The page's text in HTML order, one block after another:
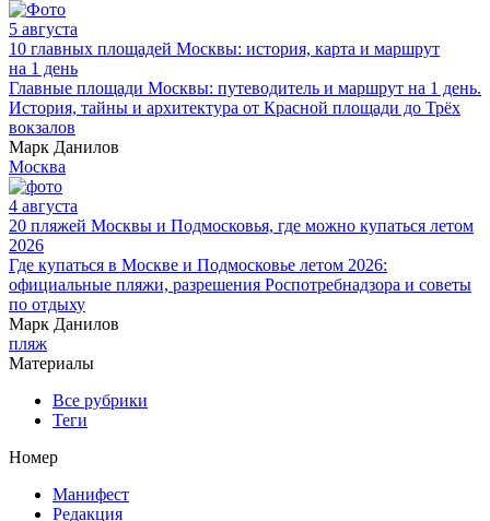
5 августа
10 главных площадей Москвы: история, карта и маршрут
на 1 день
Главные площади Москвы: путеводитель и маршрут на 1 день.
История, тайны и архитектура от Красной площади до Трёх
вокзалов
Марк Данилов
Москва
4 августа
20 пляжей Москвы и Подмосковья, где можно купаться летом
2026
Где купаться в Москве и Подмосковье летом 2026:
официальные пляжи, разрешения Роспотребнадзора и советы
по отдыху
Марк Данилов
пляж
Материалы
Все рубрики
Теги
Номер
Манифест
Редакция